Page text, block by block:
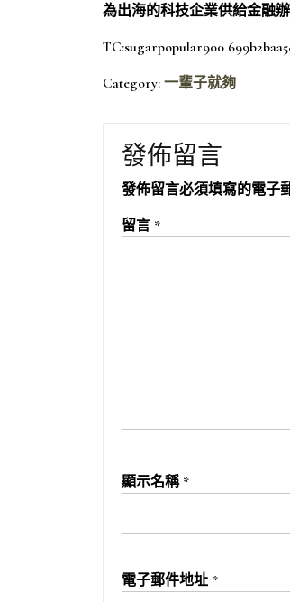
為出海的科技企業供給金融
TC:sugarpopular900
Category: 一輩子就夠
發佈留言
發佈留言必須填寫的電子
留言 *
顯示名稱 *
電子郵件地址 *